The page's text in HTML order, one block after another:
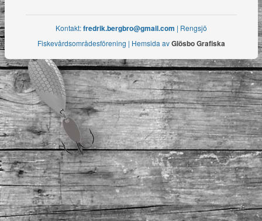
Kontakt:fredrik.bergbro@gmail.com | Rengsjö
Fiskevårdsområdesförening | Hemsida avGlösbo Grafiska